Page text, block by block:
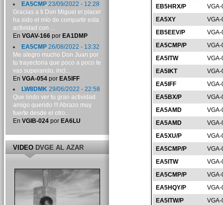
EB5HRX/P
EA5XY
EB5EEV/P
EA5CMP/P
EA5ITW
EA5IKT
EA5IFF
EA5BX/P
EA5AMD
EA5AMD
EA5XU/P
EA5CMP/P
EA5ITW
EA5CMP/P
EA5HQY/P
EA5ITW/P
EA5CMP23/09/2022 - 12:28
Gracias a ti Don Miguel el placer
ha sido el mío de compartir esta
actividad con ...
En VGAV-166por EA1DMP
EA5CMP26/08/2022 - 13:32
Me alegro mucho Don Juan por
tu trayectoria que poco a poco te
vas superando, incl...
En VGA-054por EA5IFF
LW8DMK29/06/2022 - 22:58
Que lindo ver tu gran actividad
amigo querido !!! Abrazo muy
fuerte desde el otro...
En VGIB-024por EA6LU
VIDEODVGE AL AZAR